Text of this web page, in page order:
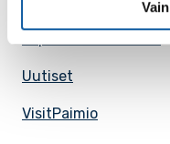
Uutiset
VisitPaimio